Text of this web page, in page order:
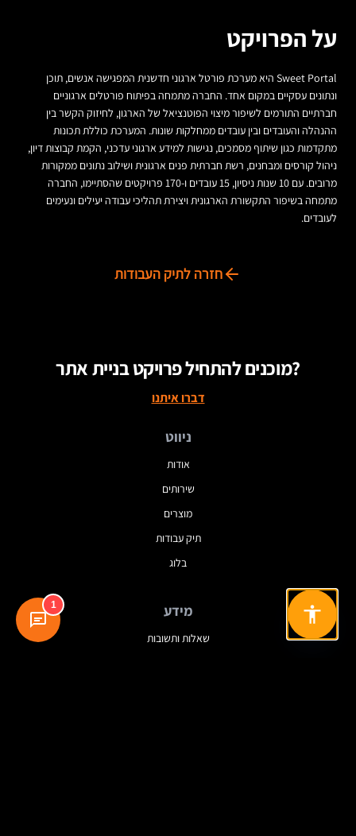
על הפרויקט
Sweet Portal היא מערכת פורטל ארגוני חדשנית המפגישה אנשים, תוכן
ונתונים עסקיים במקום אחד. החברה מתמחה בפיתוח פורטלים ארגוניים
חברתיים התורמים לשיפור מיצוי הפוטנציאל של הארגון, לחיזוק הקשר בין
ההנהלה והעובדים ובין עובדים ממחלקות שונות. המערכת כוללת תכונות
מתקדמות כגון שיתוף מסמכים, נגישות למידע ארגוני עדכני, הקמת קבוצות דיון,
ניהול קורסים ומבחנים, רשת חברתית פנים ארגונית ושילוב נתונים ממקורות
מרובים. עם 10 שנות ניסיון, 15 עובדים ו-170 פרויקטים שהסתיימו, החברה
מתמחה בשיפור התקשורת הארגונית ויצירת תהליכי עבודה יעילים ונעימים
לעובדים.
חזרה לתיק העבודות
מוכנים להתחיל פרויקט בניית אתר?
דברו איתנו
ניווט
אודות
שירותים
מוצרים
תיק עבודות
בלוג
מידע
שאלות ותשובות
1